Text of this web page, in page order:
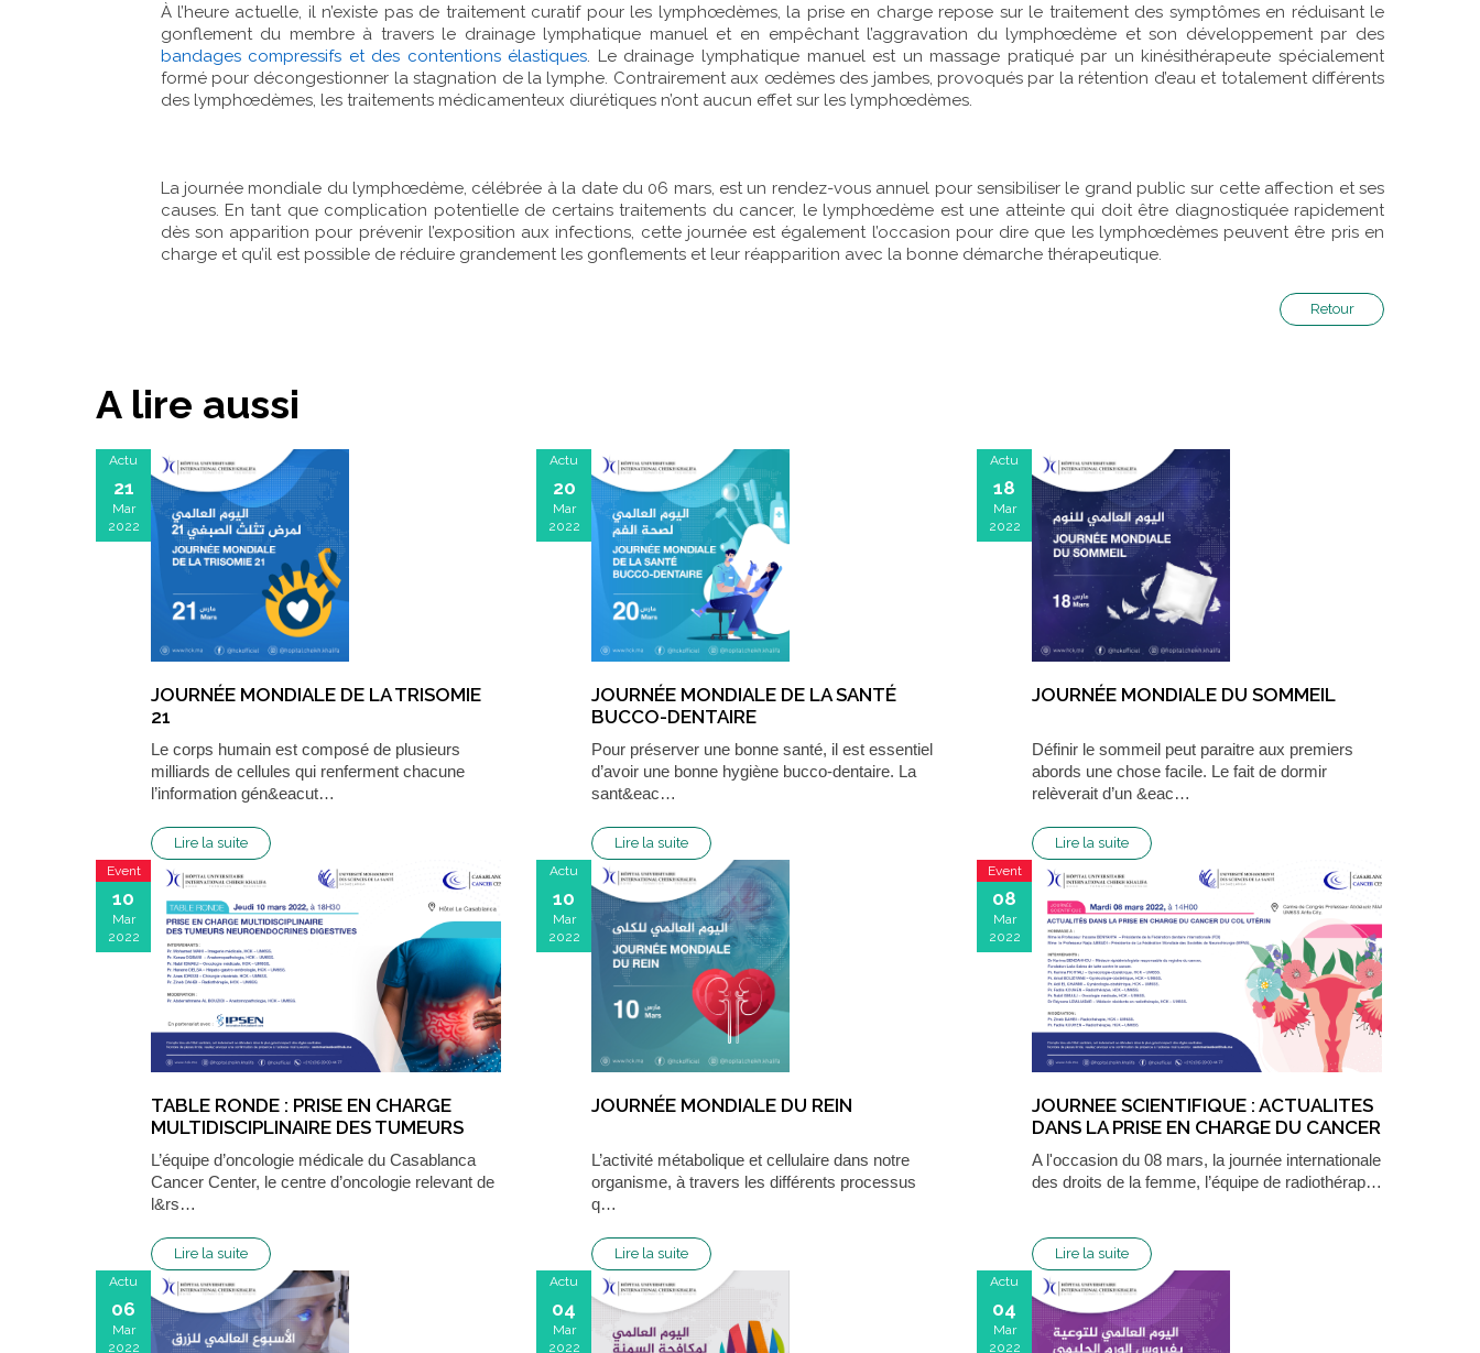
À l’heure actuelle, il n’existe pas de traitement curatif pour les lymphœdèmes, la prise en charge repose sur le traitement des symptômes en réduisant le
gonflement du membre à travers le drainage lymphatique manuel et en empêchant l’aggravation du lymphœdème et son développement par des
bandages compressifs et des contentions élastiques. Le drainage lymphatique manuel est un massage pratiqué par un kinésithérapeute spécialement
formé pour décongestionner la stagnation de la lymphe. Contrairement aux œdèmes des jambes, provoqués par la rétention d’eau et totalement différents
des lymphœdèmes, les traitements médicamenteux diurétiques n’ont aucun effet sur les lymphœdèmes.
La journée mondiale du lymphœdème, célébrée à la date du 06 mars, est un rendez-vous annuel pour sensibiliser le grand public sur cette affection et ses
causes. En tant que complication potentielle de certains traitements du cancer, le lymphœdème est une atteinte qui doit être diagnostiquée rapidement
dès son apparition pour prévenir l’exposition aux infections, cette journée est également l’occasion pour dire que les lymphœdèmes peuvent être pris en
charge et qu’il est possible de réduire grandement les gonflements et leur réapparition avec la bonne démarche thérapeutique.
Retour
A lire aussi
Actu
21
Mar
2022
JOURNÉE MONDIALE DE LA TRISOMIE
21
Le corps humain est composé de plusieurs
milliards de cellules qui renferment chacune
l’information gén&eacut…
Lire la suite
Actu
20
Mar
2022
JOURNÉE MONDIALE DE LA SANTÉ
BUCCO-DENTAIRE
Pour préserver une bonne santé, il est essentiel
d’avoir une bonne hygiène bucco-dentaire. La
sant&eac…
Lire la suite
Actu
18
Mar
2022
JOURNÉE MONDIALE DU SOMMEIL
Définir le sommeil peut paraitre aux premiers
abords une chose facile. Le fait de dormir
relèverait d’un &eac…
Lire la suite
Event
10
Mar
2022
TABLE RONDE : PRISE EN CHARGE
MULTIDISCIPLINAIRE DES TUMEURS
NEUROENDOCRINES DIGESTIVES
L’équipe d’oncologie médicale du Casablanca
Cancer Center, le centre d’oncologie relevant de
l&rs…
Lire la suite
Actu
10
Mar
2022
JOURNÉE MONDIALE DU REIN
L’activité métabolique et cellulaire dans notre
organisme, à travers les différents processus
q…
Lire la suite
Event
08
Mar
2022
JOURNEE SCIENTIFIQUE : ACTUALITES
DANS LA PRISE EN CHARGE DU CANCER
DU COL UTÉRIN
A l'occasion du 08 mars, la journée internationale
des droits de la femme, l’équipe de radiothérap…
Lire la suite
Actu
06
Mar
2022
Actu
04
Mar
2022
Actu
04
Mar
2022